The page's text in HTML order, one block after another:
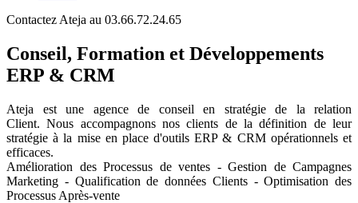
Contactez Ateja au 03.66.72.24.65
Conseil, Formation et Développements
ERP & CRM
Ateja est une agence de conseil en stratégie de la relation
Client.Nous accompagnons nos clients de la définition de leur
stratégie à la mise en place d'outils ERP & CRM opérationnels et
efficaces.
Amélioration des Processus de ventes - Gestion de Campagnes
Marketing - Qualification de données Clients - Optimisation des
Processus Après-vente